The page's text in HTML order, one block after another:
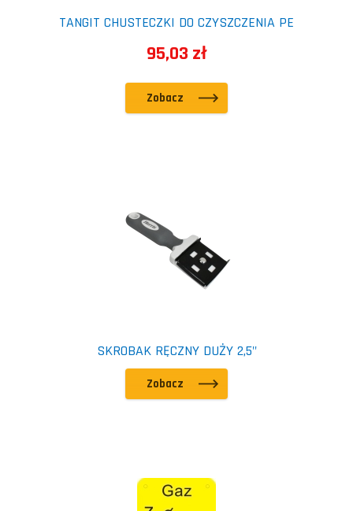
TANGIT CHUSTECZKI DO CZYSZCZENIA PE
95,03 zł
Zobacz
SKROBAK RĘCZNY DUŻY 2,5"
Zobacz